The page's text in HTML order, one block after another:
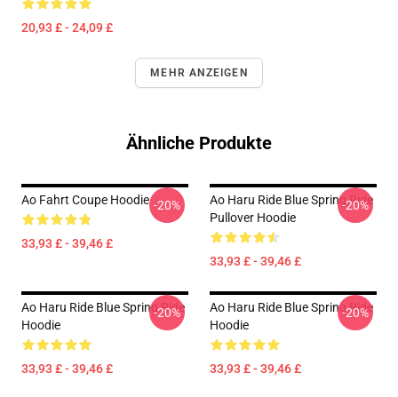
20,93 £ - 24,09 £
MEHR ANZEIGEN
Ähnliche Produkte
Ao Fahrt Coupe Hoodie
33,93 £ - 39,46 £
-20%
Ao Haru Ride Blue Spring Ride
Pullover Hoodie
33,93 £ - 39,46 £
-20%
Ao Haru Ride Blue Spring Ride
Hoodie
33,93 £ - 39,46 £
-20%
Ao Haru Ride Blue Spring Ride
Hoodie
33,93 £ - 39,46 £
-20%